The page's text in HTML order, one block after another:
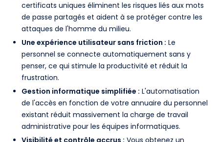
certificats uniques éliminent les risques liés aux mots
de passe partagés et aident à se protéger contre les
attaques de l'homme du milieu.
Une expérience utilisateur sans friction : Le
personnel se connecte automatiquement sans y
penser, ce qui stimule la productivité et réduit la
frustration.
Gestion informatique simplifiée : L'automatisation
de l'accès en fonction de votre annuaire du personnel
existant réduit massivement la charge de travail
administrative pour les équipes informatiques.